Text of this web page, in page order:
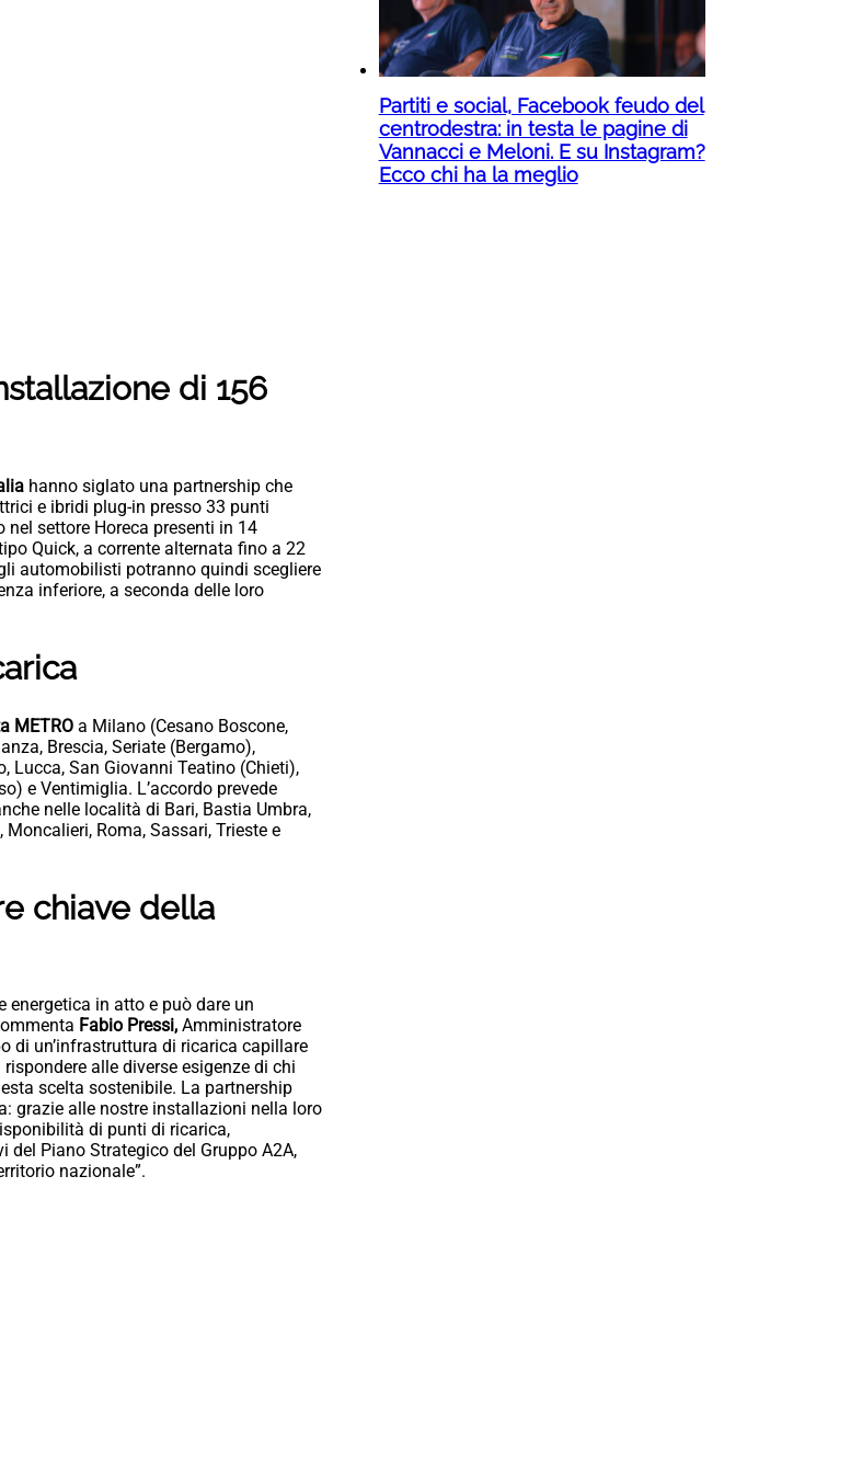
di 156
hanno siglato una partnership che
e ibridi plug-in presso 33 punti
nel settore Horeca presenti in 14
Quick, a corrente alternata fino a 22
automobilisti potranno quindi scegliere
inferiore, a seconda delle loro
METRO a Milano (Cesano Boscone,
Brescia, Seriate (Bergamo),
Lucca, San Giovanni Teatino (Chieti),
e Ventimiglia. L’accordo prevede
nelle località di Bari, Bastia Umbra,
Roma, Sassari, Trieste e
chiave della
in atto e può dare un
Fabio Pressi, Amministratore
di un’infrastruttura di ricarica capillare
alle diverse esigenze di chi
scelta sostenibile. La partnership
grazie alle nostre installazioni nella loro
di punti di ricarica,
Piano Strategico del Gruppo A2A,
nazionale”.
Partiti e social, Facebook feudo del
centrodestra: in testa le pagine di
Vannacci e Meloni. E su Instagram?
Ecco chi ha la meglio